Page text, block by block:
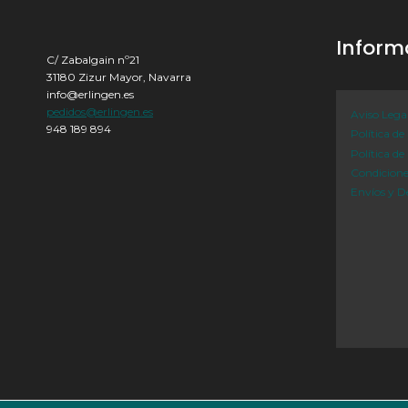
C/ Zabalgain nº21
31180 Zizur Mayor, Navarra
info@erlingen.es
pedidos@erlingen.es
948 189 894
Aviso Legal
Política de
Política de
Envíos y